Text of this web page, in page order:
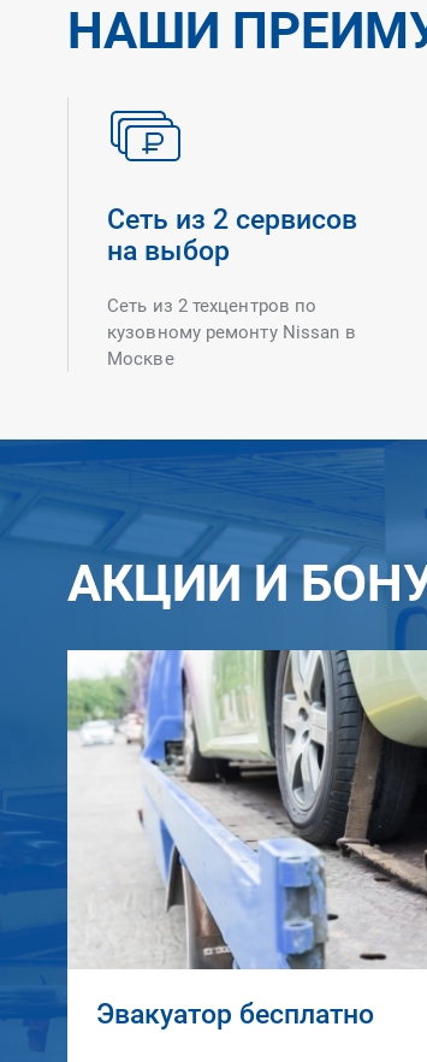
НАШИ
Сеть из 2 сервисов
на выбор
Сеть из 2 техцентров по
кузовному ремонту Nissan в
Москве
АКЦИИ И
Эвакуатор бесплатно